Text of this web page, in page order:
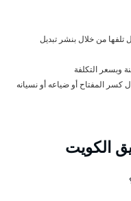
تلفها من خلال بنشر تبديل
وبسعر التكلفة
كسر المفتاح أو ضياعه أو نسيانه
الكويت